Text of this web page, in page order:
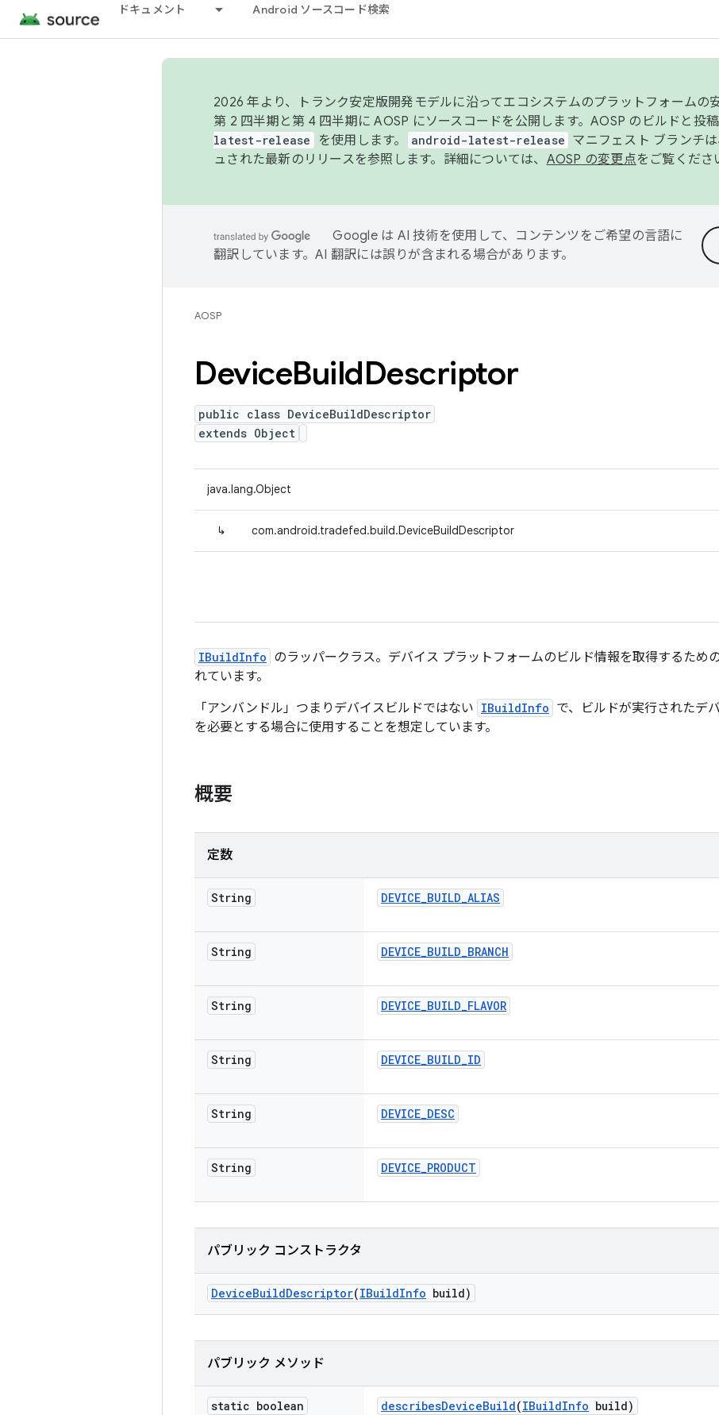
ドキュメント Android ソースコード検索
2026 年より、トランク安定版開発モデルに沿ってエコシステムのプラットフォームの
第 2 四半期と第 4 四半期に AOSP にソースコードを公開します。AOSP のビルドと投稿
latest-release
を使用します。 android-latest-release マニフェスト ブランチ
ュされた最新のリリースを参照します。詳細については、 AOSP の変更点をご覧くださ
Google は AI 技術を使用して、コンテンツをご希望の言語に
翻訳しています。AI 翻訳には誤りが含まれる場合があります。
AOSP
DeviceBuildDescriptor
public class DeviceBuildDescriptor
extends Object
java.lang.Object
↳ com.android.tradefed.build.DeviceBuildDescriptor
IBuildInfo のラッパークラス。デバイス プラットフォームのビルド情報を取得するため
れています。
「アンバンドル」つまりデバイスビルドではない IBuildInfo で、ビルドが実行されたデ
を必要とする場合に使用することを想定しています。
概要
定数
String DEVICE_BUILD_ALIAS
String DEVICE_BUILD_BRANCH
String DEVICE_BUILD_FLAVOR
String DEVICE_BUILD_ID
String DEVICE_DESC
String DEVICE_PRODUCT
パブリック コンストラクタ
DeviceBuildDescriptor(IBuildInfo build)
パブリック メソッド
static boolean describesDeviceBuild(IBuildInfo build)